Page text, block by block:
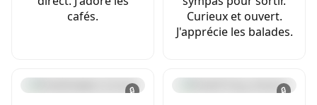
cafés.
Curieux et ouvert.
J'apprécie les balades.
🔒 🔒